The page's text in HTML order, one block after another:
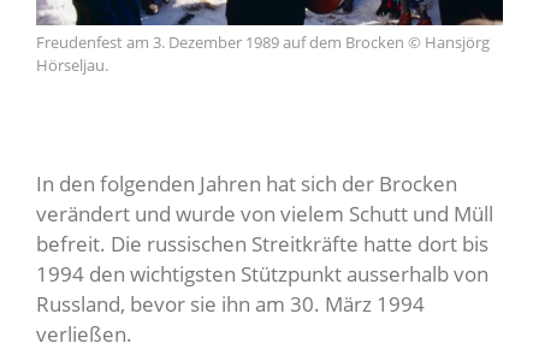
Freudenfest am 3. Dezember 1989 auf dem Brocken © Hansjörg
Hörseljau.
In den folgenden Jahren hat sich der Brocken
verändert und wurde von vielem Schutt und Müll
befreit. Die russischen Streitkräfte hatte dort bis
1994 den wichtigsten Stützpunkt ausserhalb von
Russland, bevor sie ihn am 30. März 1994
verließen.